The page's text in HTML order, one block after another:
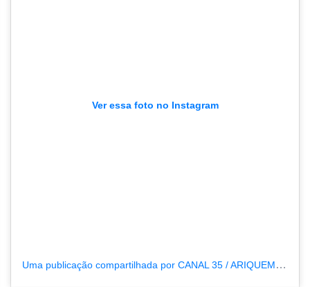
Ver essa foto no Instagram
Uma publicação compartilhada por CANAL 35 / ARIQUEMES190 (@tvpcanal35)